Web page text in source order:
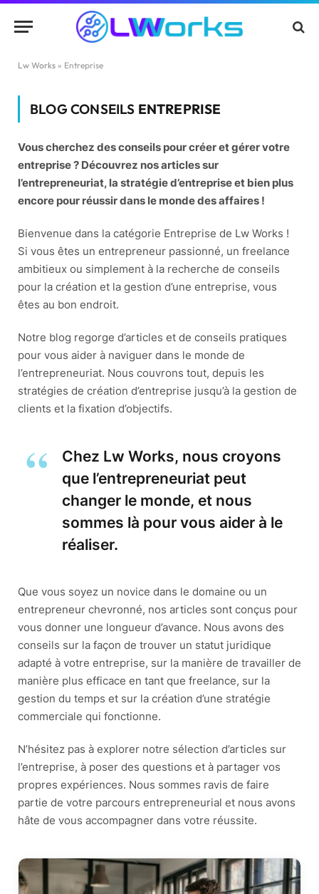
Lw Works » Entreprise
BLOG CONSEILS ENTREPRISE
Vous cherchez des conseils pour créer et gérer votre
entreprise ? Découvrez nos articles sur
l’entrepreneuriat, la stratégie d’entreprise et bien plus
encore pour réussir dans le monde des affaires !
Bienvenue dans la catégorie Entreprise de Lw Works !
Si vous êtes un entrepreneur passionné, un freelance
ambitieux ou simplement à la recherche de conseils
pour la création et la gestion d’une entreprise, vous
êtes au bon endroit.
Notre blog regorge d’articles et de conseils pratiques
pour vous aider à naviguer dans le monde de
l’entrepreneuriat. Nous couvrons tout, depuis les
stratégies de création d’entreprise jusqu’à la gestion de
clients et la fixation d’objectifs.
Chez Lw Works, nous croyons
que l’entrepreneuriat peut
changer le monde, et nous
sommes là pour vous aider à le
réaliser.
Que vous soyez un novice dans le domaine ou un
entrepreneur chevronné, nos articles sont conçus pour
vous donner une longueur d’avance. Nous avons des
conseils sur la façon de trouver un statut juridique
adapté à votre entreprise, sur la manière de travailler de
manière plus efficace en tant que freelance, sur la
gestion du temps et sur la création d’une stratégie
commerciale qui fonctionne.
N’hésitez pas à explorer notre sélection d’articles sur
l’entreprise, à poser des questions et à partager vos
propres expériences. Nous sommes ravis de faire
partie de votre parcours entrepreneurial et nous avons
hâte de vous accompagner dans votre réussite.